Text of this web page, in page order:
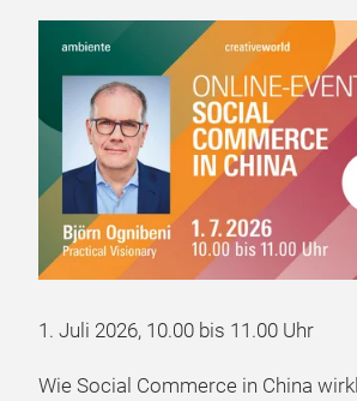
1. Juli 2026, 10.00 bis 11.00 Uhr
Wie Social Commerce in China